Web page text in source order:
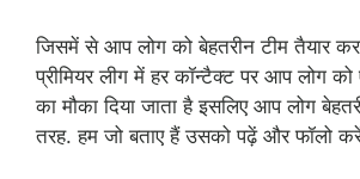
जिसमें से आप लोग को बेहतरीन टीम तैयार
प्रीमियर लीग में हर कॉन्टैक्ट पर आप लोग
का मौका दिया जाता है इसलिए आप लोग
तरह. हम जो बताए हैं उसको पढ़ें और फॉलो